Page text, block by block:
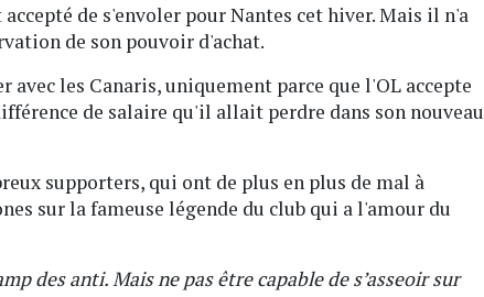
de s'envoler pour Nantes cet hiver. Mais il n'a
de son pouvoir d'achat.
avec les Canaris, uniquement parce que l'OL accepte
de salaire qu'il allait perdre dans son nouveau
supporters, qui ont de plus en plus de mal à
sur la fameuse légende du club qui a l'amour du
des anti. Mais ne pas être capable de s’asseoir sur